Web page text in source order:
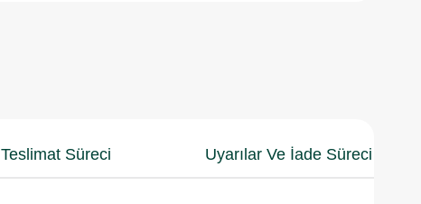
Teslimat Süreci Uyarılar Ve İade Süreci